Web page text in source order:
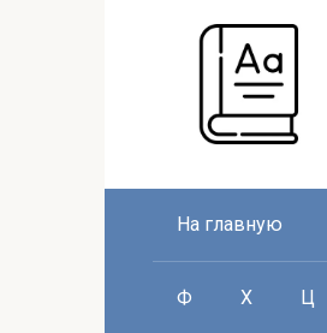
На главную
Ф Х Ц